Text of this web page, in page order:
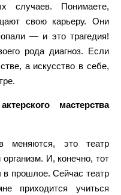
случаев. Понимаете,
свою карьеру. Они
— и это трагедия!
рода диагноз. Если
а искусство в себе,
мастерства
меняются, это театр
И, конечно, тот
в прошлое. Сейчас театр
приходится учиться